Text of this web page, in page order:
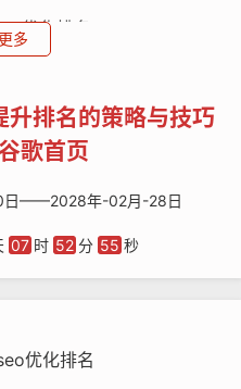
优化排名
果。而通常情况下，用户
页的结果更容易被点击查
进而带来更多的流量、潜
繁华的商业街上，你的店
网的发展，网站的数量呈
球网站数量已经数以亿
多
升排名的策略与技巧
歌首页
日——2028年-02月-28日
07 时 52 分 55 秒
优化排名